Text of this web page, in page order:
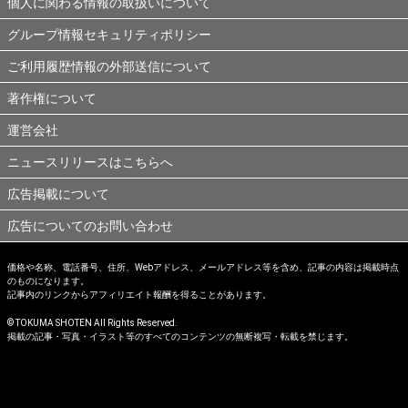
グループ情報セキュリティポリシー
ご利用履歴情報の外部送信について
著作権について
運営会社
ニュースリリースはこちらへ
広告掲載について
広告についてのお問い合わせ
価格や名称、電話番号、住所、Webアドレス、メールアドレス等を含め、記事の内容は掲載時点
のものになります。
記事内のリンクからアフィリエイト報酬を得ることがあります。
© TOKUMA SHOTEN All Rights Reserved.
掲載の記事・写真・イラスト等のすべてのコンテンツの無断複写・転載を禁じます。